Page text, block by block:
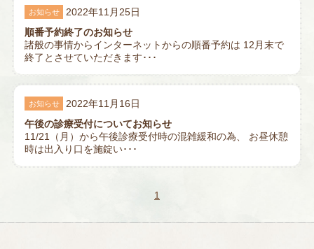
お知らせ
2022年11月25日
順番予約終了のお知らせ
諸般の事情からインターネットからの順番予約は 12月末で
終了とさせていただきます･･･
お知らせ
2022年11月16日
午後の診療受付についてお知らせ
11/21（月）から午後診療受付時の混雑緩和の為、 お昼休憩
時は出入り口を施錠い･･･
1